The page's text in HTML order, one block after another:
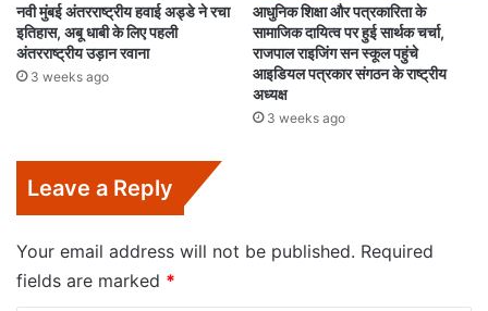
नवी मुंबई अंतरराष्ट्रीय हवाई अड्डे ने रचा
इतिहास, अबू धाबी के लिए पहली
अंतरराष्ट्रीय उड़ान रवाना
3 weeks ago
आधुनिक शिक्षा और पत्रकारिता के
सामाजिक दायित्व पर हुई सार्थक चर्चा,
राजपाल राइजिंग सन स्कूल पहुंचे
आइडियल पत्रकार संगठन के राष्ट्रीय
अध्यक्ष
3 weeks ago
Leave a Reply
Your email address will not be published. Required
fields are marked *